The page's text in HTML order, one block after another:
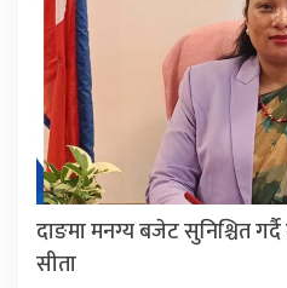
दाङमा मनग्य बजेट सुनिश्चित
सीता